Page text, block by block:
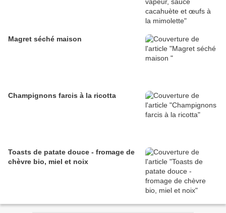
Magret séché maison
Champignons farcis à la ricotta
Toasts de patate douce - fromage de
chèvre bio, miel et noix